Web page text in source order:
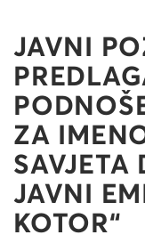
JAVNI
ZA
SAVJETA
JAVNI
KOTOR“